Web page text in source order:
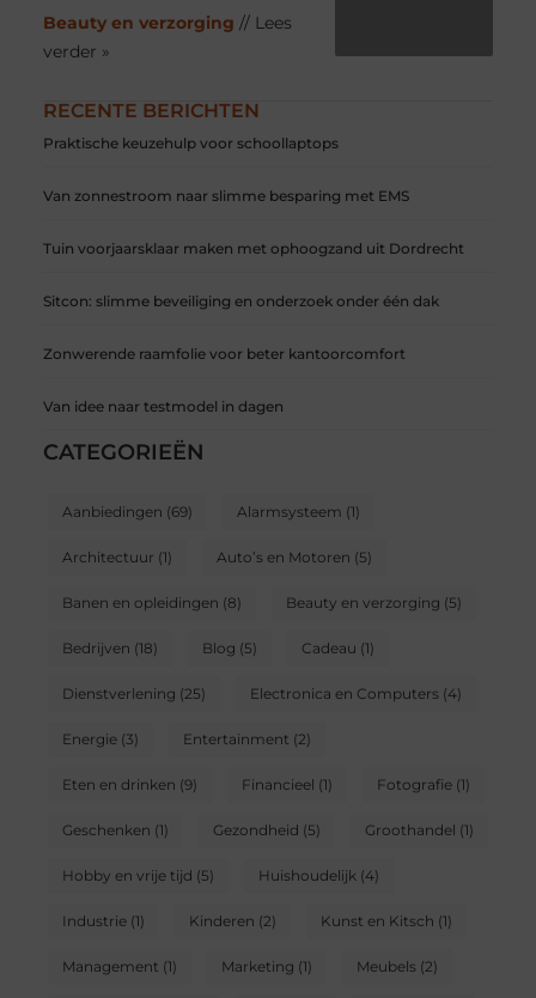
RECENTE BERICHTEN
Praktische keuzehulp voor schoollaptops
Van zonnestroom naar slimme besparing met EMS
Tuin voorjaarsklaar maken met ophoogzand uit Dordrecht
Sitcon: slimme beveiliging en onderzoek onder één dak
Zonwerende raamfolie voor beter kantoorcomfort
Van idee naar testmodel in dagen
CATEGORIEËN
Aanbiedingen (69) Alarmsysteem (1)
Architectuur (1) Auto’s en Motoren (5)
Banen en opleidingen (8) Beauty en verzorging (5)
Bedrijven (18) Blog (5) Cadeau (1)
Dienstverlening (25) Electronica en Computers(4)
Energie(3) Entertainment (2)
Eten en drinken (9) Financieel (1) Fotografie(1)
Geschenken (1) Gezondheid (5) Groothandel (1)
Hobby en vrije tijd (5) Huishoudelijk (4)
Industrie(1) Kinderen (2) Kunst en Kitsch (1)
Management (1) Marketing (1) Meubels(2)
Beauty en verzorging // Lees
verder »